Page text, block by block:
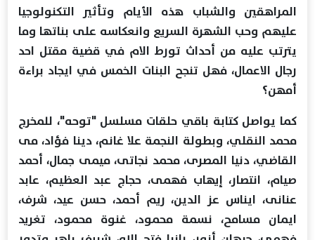
المراهقين والشباب هذه الأيام وتأثير التكنولوجيا
عليهم وحب الشهرة السريع وانعكاسه على بناتها وما
يترتب عليه من أحداث تورط الام في قضية مقتل احد
رجال الاعمال، فهل تنجح البنات الخمس في ايجاد براءة
أمهن؟
كما يواصل كتابة باقي حلقات مسلسل "توحه"، للمخرج
محمد النقلي، وبطولة النجمة علا غانم، دينا فؤاد، مى
القاضي، دنيا المصرى، محمد نجاتى، ميمى جمال، أحمد
صيام، انتصار، إيهاب فهمى، حجاج عبد العظيم، عابد
عنانى، ايناس عز الدين، ريم أحمد، حسن عيد، شرف،
ايمان مسامح، نسمة محمود، غنوة محمود، تغريد